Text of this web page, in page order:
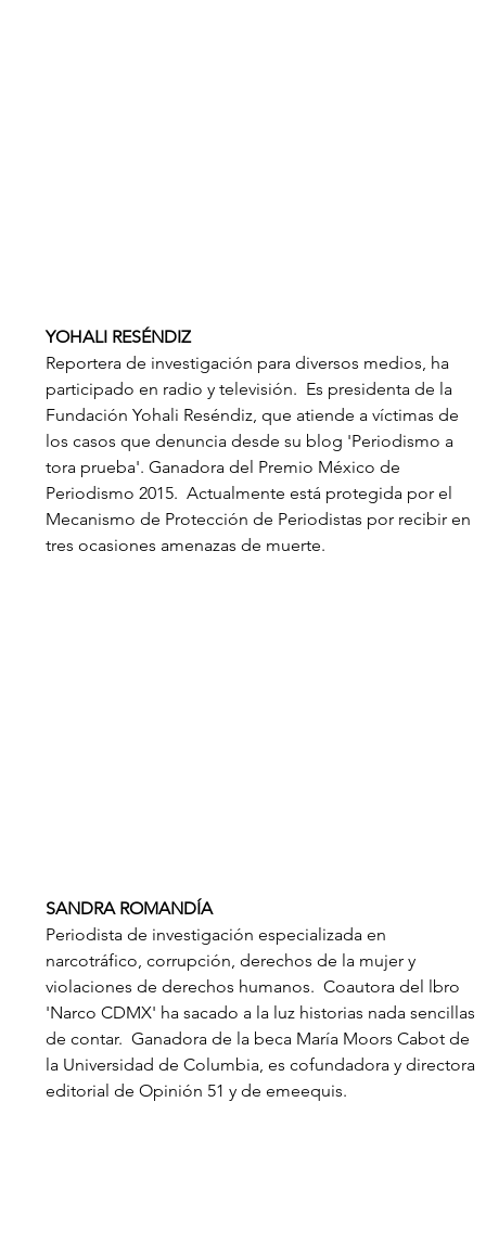
YOHALI RESÉNDIZ
Reportera de investigación para diversos medios, ha
participado en radio y televisión.  Es presidenta de la
Fundación Yohali Reséndiz, que atiende a víctimas de
los casos que denuncia desde su blog 'Periodismo a
tora prueba'. Ganadora del Premio México de
Periodismo 2015.  Actualmente está protegida por el
Mecanismo de Protección de Periodistas por recibir en
tres ocasiones amenazas de muerte.
SANDRA ROMANDÍA
Periodista de investigación especializada en
narcotráfico, corrupción, derechos de la mujer y
violaciones de derechos humanos.  Coautora del lbro
'Narco CDMX' ha sacado a la luz historias nada sencillas
de contar.  Ganadora de la beca María Moors Cabot de
la Universidad de Columbia, es cofundadora y directora
editorial de Opinión 51 y de emeequis.